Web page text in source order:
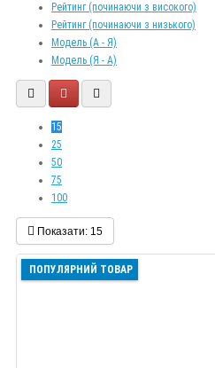
Рейтинг (починаючи з високого)
Рейтинг (починаючи з низького)
Модель (А - Я)
Модель (Я - А)
15
25
50
75
100
Показати: 15
ПОПУЛЯРНИЙ ТОВАР